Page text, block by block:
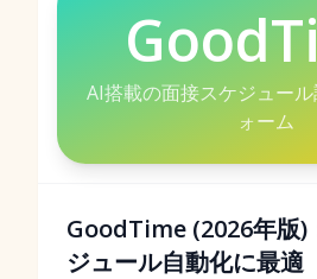
AI搭載の面接スケジュー
ォーム
GoodTime (2026年版)
ジュール自動化に最適